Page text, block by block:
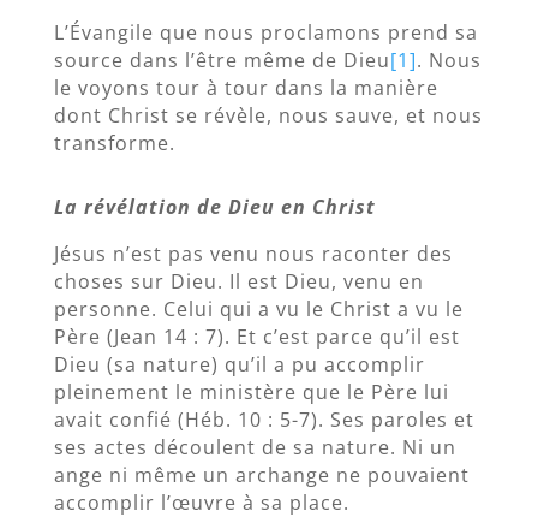
L’Évangile que nous proclamons prend sa
source dans l’être même de Dieu[1]. Nous
le voyons tour à tour dans la manière
dont Christ se révèle, nous sauve, et nous
transforme.
La révélation de Dieu en Christ
Jésus n’est pas venu nous raconter des
choses sur Dieu. Il est Dieu, venu en
personne. Celui qui a vu le Christ a vu le
Père (Jean 14 : 7). Et c’est parce qu’il est
Dieu (sa nature) qu’il a pu accomplir
pleinement le ministère que le Père lui
avait confié (Héb. 10 : 5-7). Ses paroles et
ses actes découlent de sa nature. Ni un
ange ni même un archange ne pouvaient
accomplir l’œuvre à sa place.